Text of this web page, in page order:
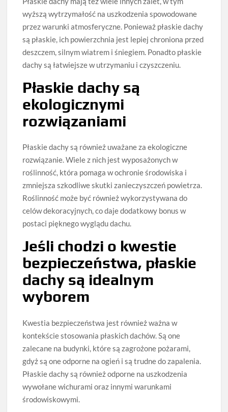
wyższą wytrzymałość na uszkodzenia spowodowane
przez warunki atmosferyczne. Ponieważ płaskie dachy
są płaskie, ich powierzchnia jest lepiej chroniona przed
deszczem, silnym wiatrem i śniegiem. Ponadto płaskie
dachy są łatwiejsze w utrzymaniu i czyszczeniu.
Płaskie dachy są
ekologicznymi
rozwiązaniami
Płaskie dachy są również uważane za ekologiczne
rozwiązanie. Wiele z nich jest wyposażonych w
roślinność, która pomaga w ochronie środowiska i
zmniejsza szkodliwe skutki zanieczyszczeń powietrza.
Roślinność może być również wykorzystywana do
celów dekoracyjnych, co daje dodatkowy bonus w
postaci pięknego wyglądu dachu.
Jeśli chodzi o kwestie
bezpieczeństwa, płaskie
dachy są idealnym
wyborem
Kwestia bezpieczeństwa jest również ważna w
kontekście stosowania płaskich dachów. Są one
zalecane na budynki, które są zagrożone pożarami,
gdyż są one odporne na ogień i są trudne do zapalenia.
Płaskie dachy są również odporne na uszkodzenia
wywołane wichurami oraz innymi warunkami
środowiskowymi.